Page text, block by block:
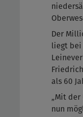
Der
liegt bei
als 60
„Mit der
nun